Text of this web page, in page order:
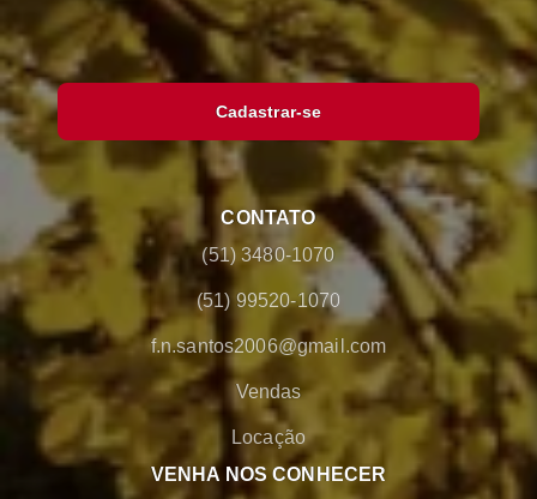
Cadastrar-se
CONTATO
(51) 3480-1070
(51) 99520-1070
f.n.santos2006@gmail.com
Vendas
Locação
VENHA NOS CONHECER